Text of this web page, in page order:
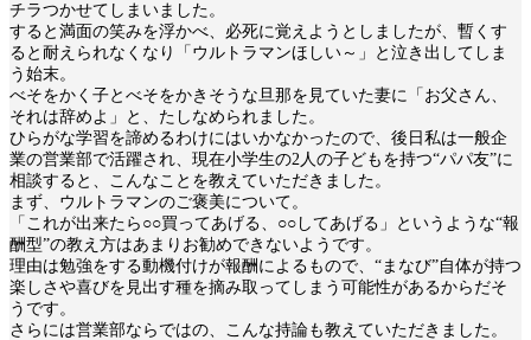
チラつかせてしまいました。
すると満面の笑みを浮かべ、必死に覚えようとしましたが、暫くす
ると耐えられなくなり「ウルトラマンほしい～」と泣き出してしま
う始末。
べそをかく子とべそをかきそうな旦那を見ていた妻に「お父さん、
それは辞めよ」と、たしなめられました。
ひらがな学習を諦めるわけにはいかなかったので、後日私は一般企
業の営業部で活躍され、現在小学生の2人の子どもを持つ“パパ友”に
相談すると、こんなことを教えていただきました。
まず、ウルトラマンのご褒美について。
「これが出来たら○○買ってあげる、○○してあげる」というような“報
酬型”の教え方はあまりお勧めできないようです。
理由は勉強をする動機付けが報酬によるもので、“まなび”自体が持つ
楽しさや喜びを見出す種を摘み取ってしまう可能性があるからだそ
うです。
さらには営業部ならではの、こんな持論も教えていただきました。